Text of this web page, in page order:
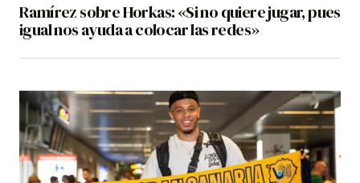
Ramírez sobre Horkas: «Si no quiere jugar, pues
igual nos ayuda a colocar las redes»